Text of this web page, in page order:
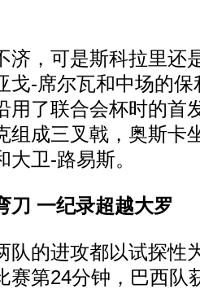
，可是斯科拉里还
戈-席尔瓦和中场的
用了联合会杯时的首
组成三叉戟，奥斯卡
大卫-路易斯。
一纪录超越大罗
的进攻都以试探性
赛第24分钟，巴西队